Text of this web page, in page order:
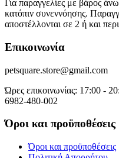
Για παραγγελίες με βάρος
κατόπιν συνεννόησης.
αποστέλλονται σε 2 ή και
Επικοινωνία
petsquare.store@gmail.com
Ώρες επικοινωνίας: 17:00 -
6982-480-002
Όροι και προϋποθέσεις
Όροι και προϋποθέσεις